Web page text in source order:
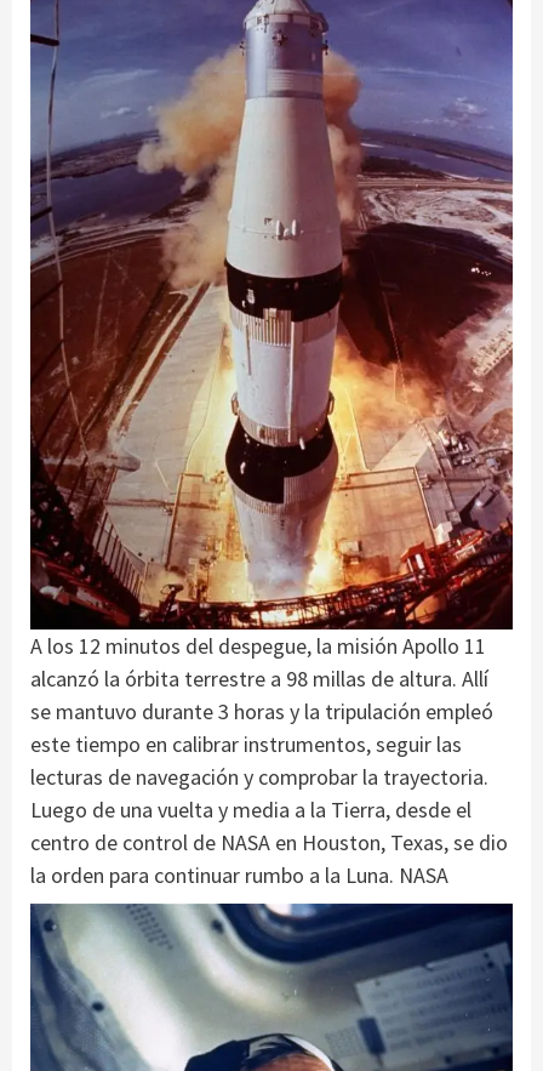
A los 12 minutos del despegue, la misión Apollo 11
alcanzó la órbita terrestre a 98 millas de altura. Allí
se mantuvo durante 3 horas y la tripulación empleó
este tiempo en calibrar instrumentos, seguir las
lecturas de navegación y comprobar la trayectoria.
Luego de una vuelta y media a la Tierra, desde el
centro de control de NASA en Houston, Texas, se dio
la orden para continuar rumbo a la Luna. NASA